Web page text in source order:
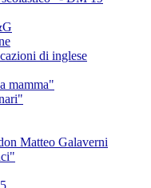
di inglese
mamma"
Matteo Galaverni